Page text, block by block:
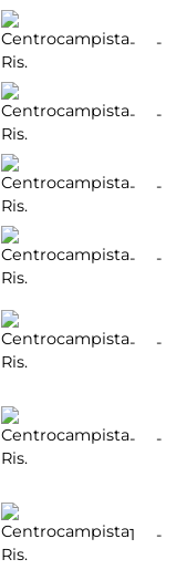
Ris.
- -
Ris.
- -
Ris.
- -
Ris.
- -
Ris.
- -
Ris.
- -
Ris.
1 -